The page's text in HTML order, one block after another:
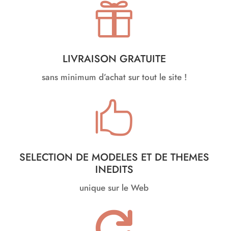

LIVRAISON GRATUITE
sans minimum d’achat sur tout le site !

SELECTION DE MODELES ET DE THEMES
INEDITS
unique sur le Web